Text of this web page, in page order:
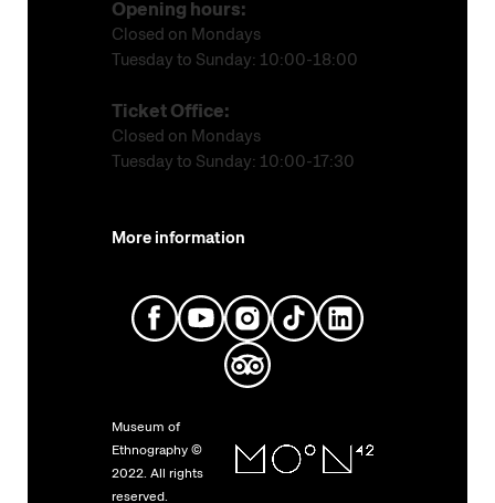
Opening hours:
Closed on Mondays
Tuesday to Sunday: 10:00-18:00
Ticket Office:
Closed on Mondays
Tuesday to Sunday: 10:00-17:30
More information
Museum of
Ethnography ©
2022. All rights
reserved.